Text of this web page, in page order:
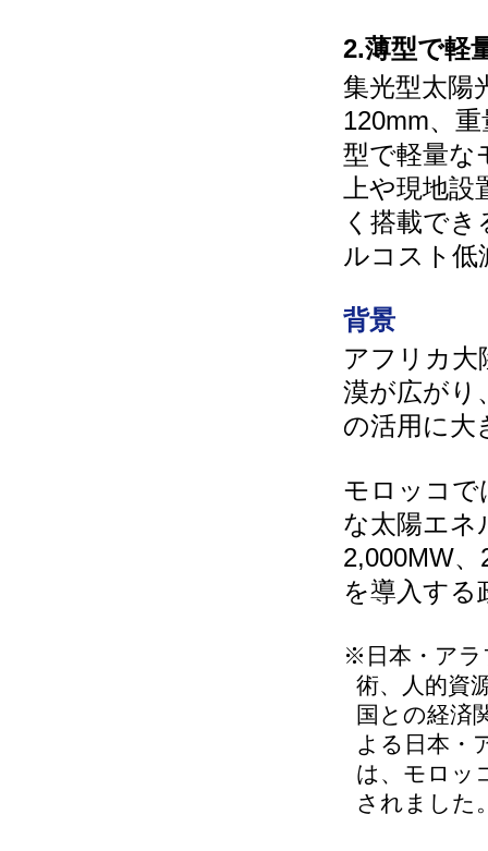
2.薄型で軽
集光型太陽
120mm、
型で軽量な
上や現地
く搭載で
ルコスト低
背景
アフリカ大
漠が広がり
の活用に大
モロッコで
な太陽エネ
2,000MW
を導入する
※日本・アラ
術、人的資
国との経済
よる日本・
は、モロッ
されました